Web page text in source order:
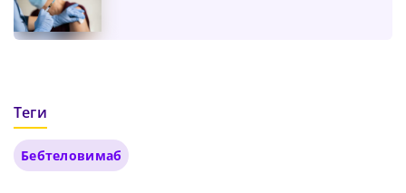
Теги
Бебтеловимаб